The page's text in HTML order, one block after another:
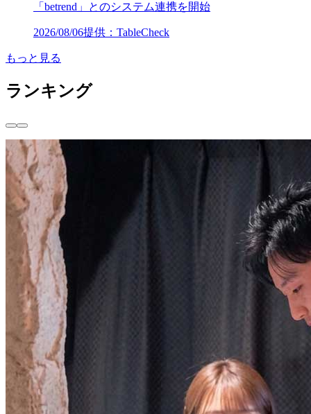
「betrend」とのシステム連携を開始
2026/08/06提供：TableCheck
もっと見る
ランキング